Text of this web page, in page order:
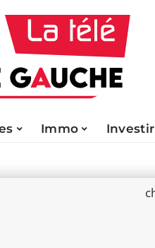
Immo Investir